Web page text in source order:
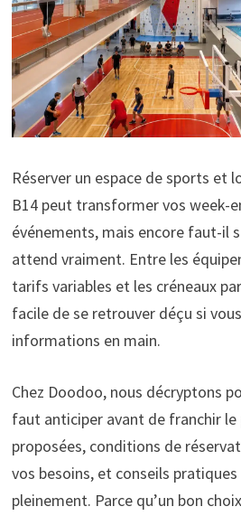
Réserver un espace de sports et
B14 peut transformer vos week-
événements, mais encore faut-il
attend vraiment. Entre les
tarifs variables et les créneaux
facile de se retrouver déçu si
informations en main.
Chez Doodoo, nous décryptons
faut anticiper avant de franchir le
proposées, conditions de
vos besoins, et conseils
pleinement. Parce qu’un bon